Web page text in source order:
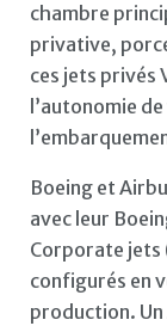
chambre
privative,
ces jets
l’autonomie
Boeing et
avec leur
Corporate jets
configurés en
production.